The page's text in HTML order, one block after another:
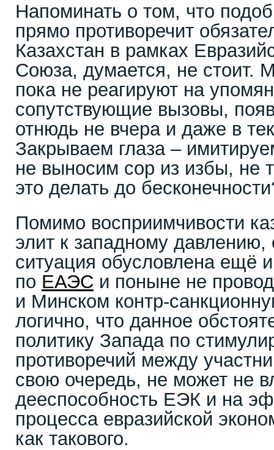
Напоминать о том, что
прямо противоречит
Казахстан в рамках
Союза, думается, не стоит.
пока не реагируют на
сопутствующие вызовы,
отнюдь не вчера и даже в
Закрываем глаза –
не выносим сор из избы, не
это делать до
Помимо восприимчивости
элит к западному
ситуация обусловлена ещё
по ЕАЭС и поныне не
и Минском контр-
логично, что данное
политику Запада по
противоречий между
свою очередь, не может не
дееспособность ЕЭК и на
процесса евразийской
как такового.